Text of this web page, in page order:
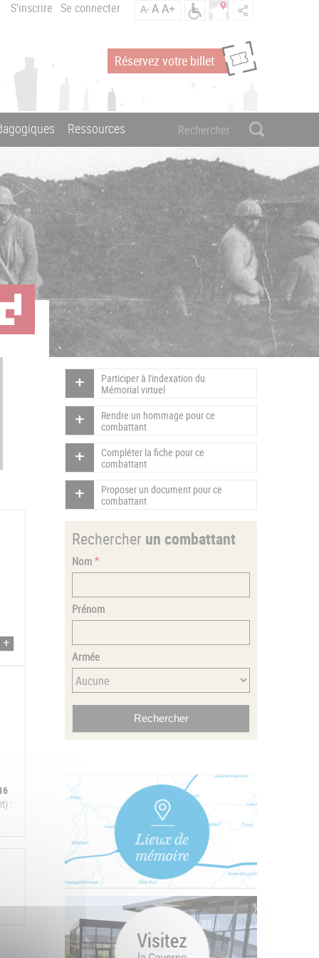
S'inscrire Se connecter A-AA+
Réservez votre billet
Ressources
:
Participer à l'indexation du
Mémorial virtuel
Rendre un hommage pour ce
combattant
Compléter la fiche pour ce
combattant
Proposer un document pour ce
combattant
Rechercher un combattant
Nom
Prénom
Armée